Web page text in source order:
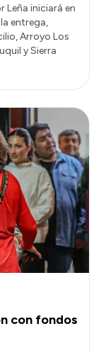
Leña iniciará en
entrega,
Arroyo Los
y Sierra
con fondos